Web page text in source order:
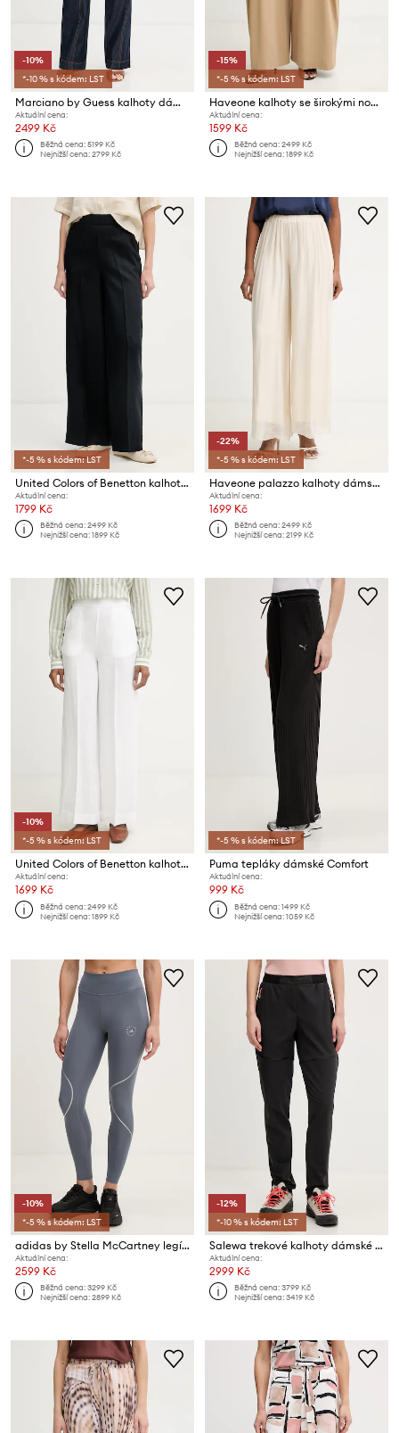
-10%
*-10 % s kódem: LST
Marciano by Guess kalhoty dámské s lyocellem KATIE
Aktuální cena:
2499 Kč
Běžná cena:5199 Kč
Nejnižší cena:2799 Kč
-15%
*-5 % s kódem: LST
Haveone kalhoty se širokými nohavicemi dámské s viskózou
Aktuální cena:
1599 Kč
Běžná cena:2499 Kč
Nejnižší cena:1899 Kč
*-5 % s kódem: LST
United Colors of Benetton kalhoty dámské lněné
Aktuální cena:
1799 Kč
Běžná cena:2499 Kč
Nejnižší cena:1899 Kč
-22%
*-5 % s kódem: LST
Haveone palazzo kalhoty dámské s příměsí hedvábí
Aktuální cena:
1699 Kč
Běžná cena:2499 Kč
Nejnižší cena:2199 Kč
-10%
*-5 % s kódem: LST
United Colors of Benetton kalhoty dámské lněné
Aktuální cena:
1699 Kč
Běžná cena:2499 Kč
Nejnižší cena:1899 Kč
*-5 % s kódem: LST
Puma tepláky dámské Comfort
Aktuální cena:
999 Kč
Běžná cena:1499 Kč
Nejnižší cena:1059 Kč
-10%
*-5 % s kódem: LST
adidas by Stella McCartney legíny dámské
Aktuální cena:
2599 Kč
Běžná cena:3299 Kč
Nejnižší cena:2899 Kč
-12%
*-10 % s kódem: LST
Salewa trekové kalhoty dámské PEDROC
Aktuální cena:
2999 Kč
Běžná cena:3799 Kč
Nejnižší cena:3419 Kč